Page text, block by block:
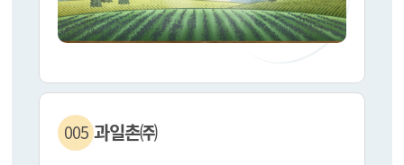
005 과일촌㈜